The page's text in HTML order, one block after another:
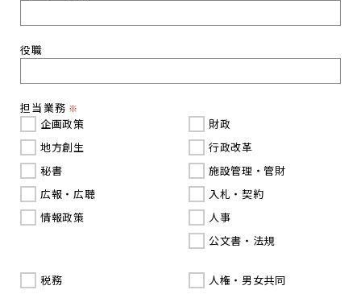
役職
担当業務 ※
企画政策
地方創生
秘書
広報・広聴
情報政策
財政
行政改革
施設管理・管財
入札・契約
人事
公文書・法規
税務
人権・男女共同